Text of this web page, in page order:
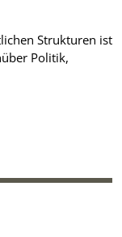
Strukturen ist
Politik,